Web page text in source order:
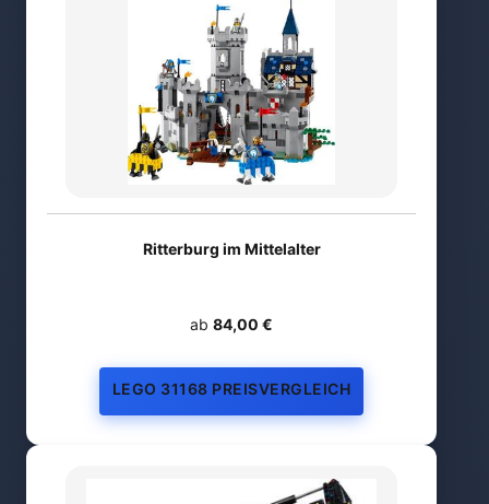
Ritterburg im Mittelalter
ab 84,00 €
LEGO 31168 PREISVERGLEICH